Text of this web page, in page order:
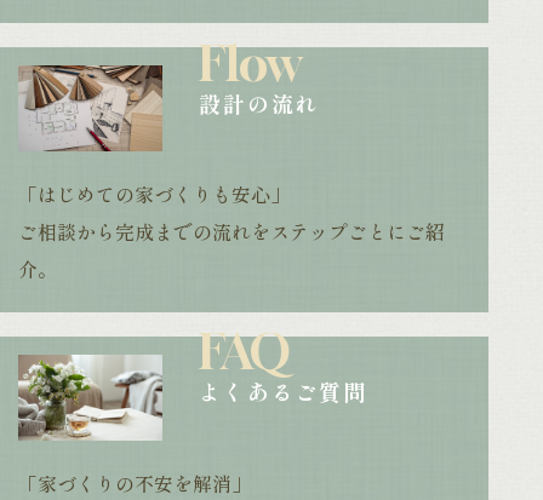
Flow
設計の流れ
「はじめての家づくりも安心」
ご相談から完成までの流れをステップごとに ご紹
介。
FAQ
よくあるご質問
「家づくりの不安を解消」